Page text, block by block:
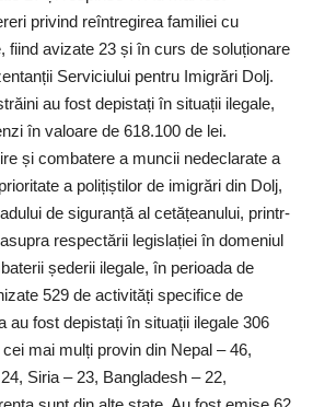
privind reîntregirea familiei cu
fiind avizate 23 și în curs de soluționare
Serviciului pentru Imigrări Dolj.
au fost depistați în situații ilegale,
în valoare de 618.100 de lei.
și combatere a muncii nedeclarate a
a polițiștilor de imigrări din Dolj,
de siguranță al cetățeanului, printr-
respectării legislației în domeniul
șederii ilegale, în perioada de
529 de activități specifice de
au fost depistați în situații ilegale 306
mai mulți provin din Nepal – 46,
Siria – 23, Bangladesh – 22,